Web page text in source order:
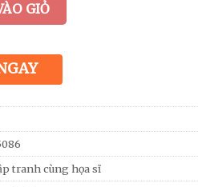
GIỎ
tranh cùng họa sĩ